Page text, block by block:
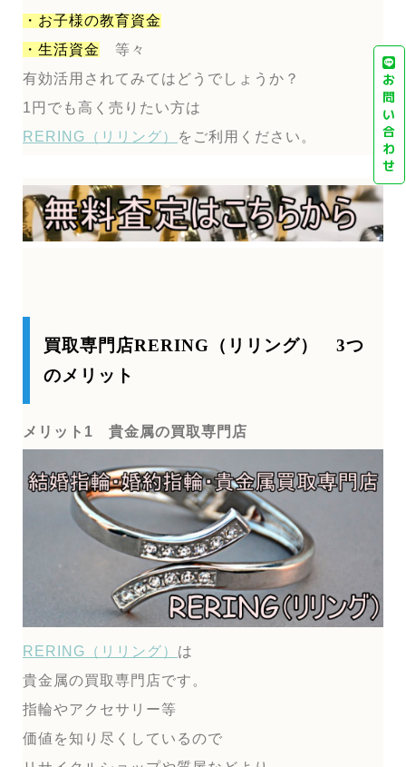
・お子様の教育資金
・生活資金
等々
有効活用されてみてはどうでしょうか？
1円でも高く売りたい方は
RERING（リリング）
をご利用ください。
買取専門店RERING（リリング） 3つ
のメリット
メリット1 貴金属の買取専門店
RERING（リリング） は
貴金属の買取専門店です。
指輪やアクセサリー等
価値を知り尽くしているので
お
問
い
合
わ
せ